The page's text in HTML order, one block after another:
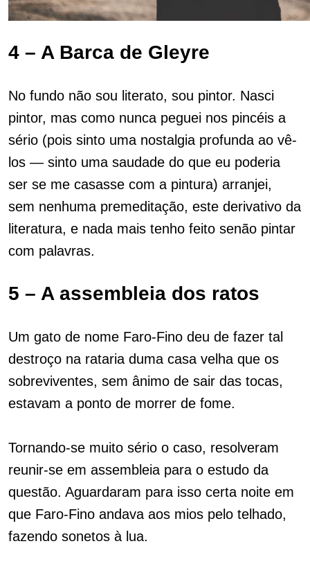
4 – A Barca de Gleyre
No fundo não sou literato, sou pintor. Nasci
pintor, mas como nunca peguei nos pincéis a
sério (pois sinto uma nostalgia profunda ao vê-
los — sinto uma saudade do que eu poderia
ser se me casasse com a pintura) arranjei,
sem nenhuma premeditação, este derivativo da
literatura, e nada mais tenho feito senão pintar
com palavras.
5 – A assembleia dos ratos
Um gato de nome Faro-Fino deu de fazer tal
destroço na rataria duma casa velha que os
sobreviventes, sem ânimo de sair das tocas,
estavam a ponto de morrer de fome.
Tornando-se muito sério o caso, resolveram
reunir-se em assembleia para o estudo da
questão. Aguardaram para isso certa noite em
que Faro-Fino andava aos mios pelo telhado,
fazendo sonetos à lua.